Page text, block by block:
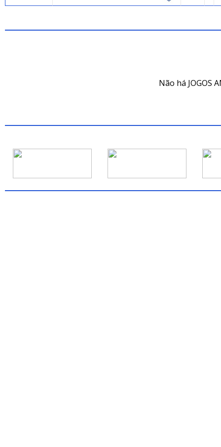
Não há JOGOS